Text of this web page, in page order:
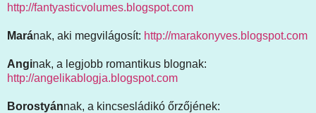
http://fantyasticvolumes.blogspot.com
Marának, aki megvilágosít: http://marakonyves.blogspot.com
Anginak, a legjobb romantikus blognak:
http://angelikablogja.blogspot.com
Borostyánnak, a kincsesládikó őrzőjének: